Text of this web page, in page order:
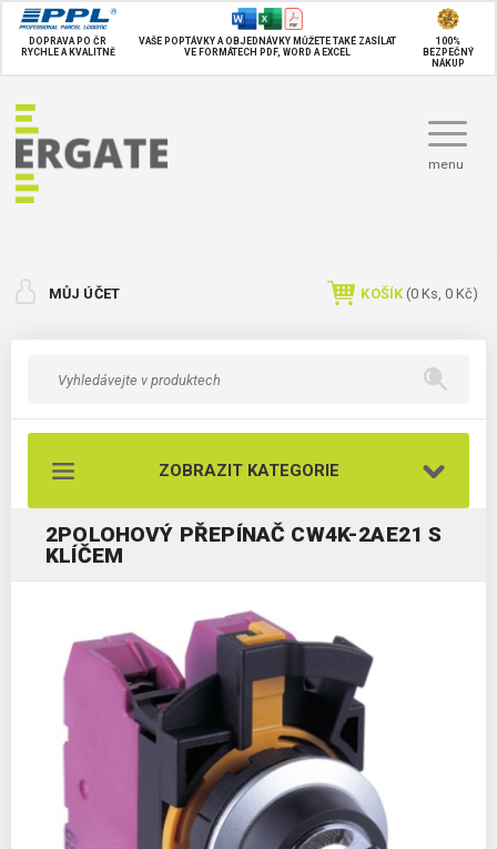
DOPRAVA PO ČR
RYCHLE A KVALITNĚ
VAŠE POPTÁVKY A OBJEDNÁVKY MŮŽETE TAKÉ ZASÍLAT
VE FORMÁTECH PDF, WORD A EXCEL
100%
BEZPEČNÝ
NÁKUP
menu
MŮJ ÚČET KOŠÍK (0 Ks, 0 Kč)
ZOBRAZIT KATEGORIE
2POLOHOVÝ PŘEPÍNAČ CW4K-2AE21 S
KLÍČEM